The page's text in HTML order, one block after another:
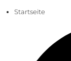
Startseite